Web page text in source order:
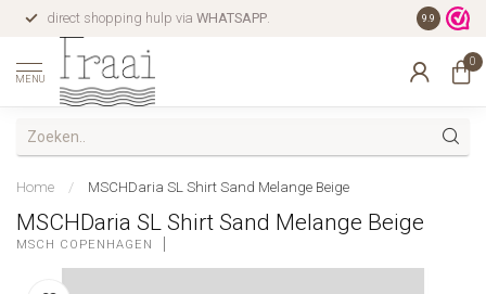
direct shopping hulp via WHATSAPP. gratis
9.9
MENU
0
Home / MSCHDaria SL Shirt Sand Melange Beige
MSCHDaria SL Shirt Sand Melange Beige
MSCH COPENHAGEN